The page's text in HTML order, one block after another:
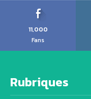
11,000
Fans
Rubriques